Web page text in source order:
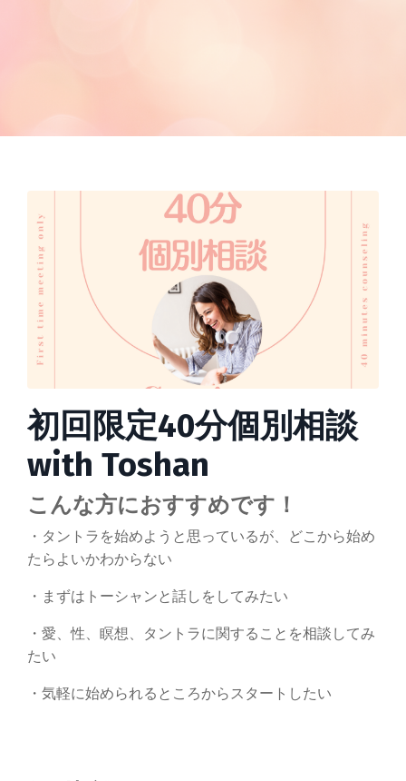
初回限定40分個別相談
with Toshan
こんな方におすすめです！
・タントラを始めようと思っているが、どこから始め
たらよいかわからない
・まずはトーシャンと話しをしてみたい
・愛、性、瞑想、タントラに関することを相談してみ
たい
・気軽に始められるところからスタートしたい